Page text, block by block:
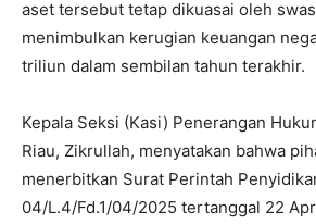
aset tersebut tetap dikuasai oleh
menimbulkan kerugian keuangan
triliun dalam sembilan tahun terakhir.
Kepala Seksi (Kasi) Penerangan
Riau, Zikrullah, menyatakan bahwa
menerbitkan Surat Perintah
04/L.4/Fd.1/04/2025 tertanggal 22